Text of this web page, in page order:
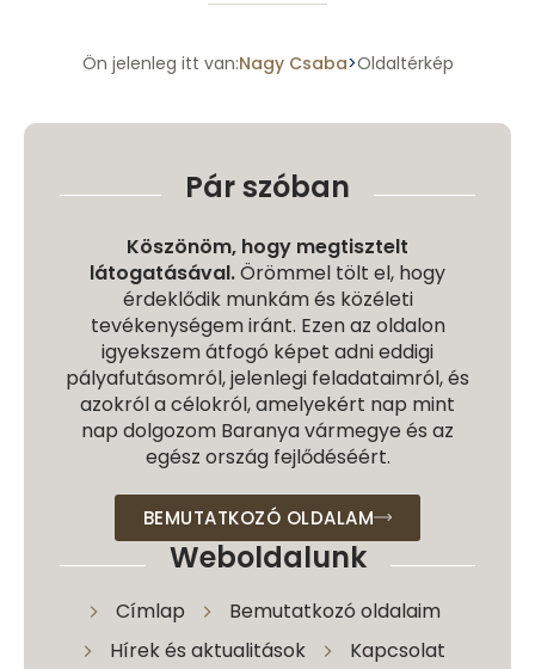
Ön jelenleg itt van:Nagy Csaba>Oldaltérkép
Pár szóban
Köszönöm, hogy megtisztelt
látogatásával.Örömmel tölt el, hogy
érdeklődik munkám és közéleti
tevékenységem iránt. Ezen az oldalon
igyekszem átfogó képet adni eddigi
pályafutásomról, jelenlegi feladataimról, és
azokról a célokról, amelyekért nap mint
nap dolgozom Baranya vármegye és az
egész ország fejlődéséért.
BEMUTATKOZÓ OLDALAM
Weboldalunk
Címlap
Bemutatkozó oldalaim
Hírek és aktualitások
Kapcsolat